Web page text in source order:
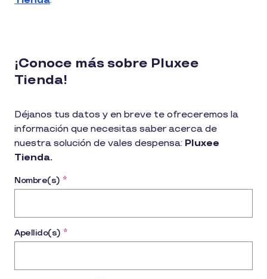
¡Conoce más sobre Pluxee
Tienda!
Déjanos tus datos y en breve te ofreceremos la
información que necesitas saber acerca de
nuestra solución de vales despensa: Pluxee
Tienda.
Nombre(s) *
Apellido(s) *